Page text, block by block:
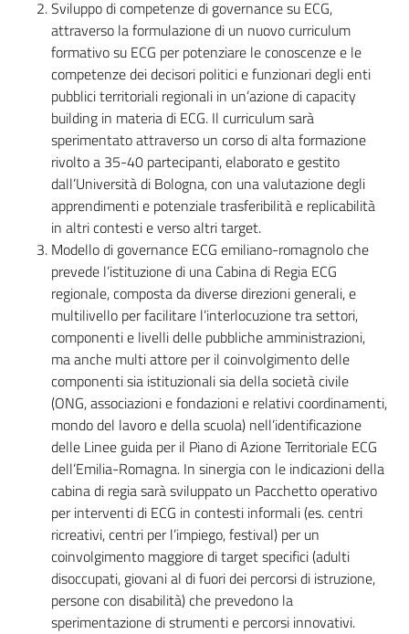
Sviluppo di competenze di governance su ECG,
attraverso la formulazione di un nuovo curriculum
formativo su ECG per potenziare le conoscenze e le
competenze dei decisori politici e funzionari degli enti
pubblici territoriali regionali in un’azione di capacity
building in materia di ECG. Il curriculum sarà
sperimentato attraverso un corso di alta formazione
rivolto a 35-40 partecipanti, elaborato e gestito
dall’Università di Bologna, con una valutazione degli
apprendimenti e potenziale trasferibilità e replicabilità
in altri contesti e verso altri target.
Modello di governance ECG emiliano-romagnolo che
prevede l’istituzione di una Cabina di Regia ECG
regionale, composta da diverse direzioni generali, e
multilivello per facilitare l’interlocuzione tra settori,
componenti e livelli delle pubbliche amministrazioni,
ma anche multi attore per il coinvolgimento delle
componenti sia istituzionali sia della società civile
(ONG, associazioni e fondazioni e relativi coordinamenti,
mondo del lavoro e della scuola) nell’identificazione
delle Linee guida per il Piano di Azione Territoriale ECG
dell’Emilia-Romagna. In sinergia con le indicazioni della
cabina di regia sarà sviluppato un Pacchetto operativo
per interventi di ECG in contesti informali (es. centri
ricreativi, centri per l’impiego, festival) per un
coinvolgimento maggiore di target specifici (adulti
disoccupati, giovani al di fuori dei percorsi di istruzione,
persone con disabilità) che prevedono la
sperimentazione di strumenti e percorsi innovativi.